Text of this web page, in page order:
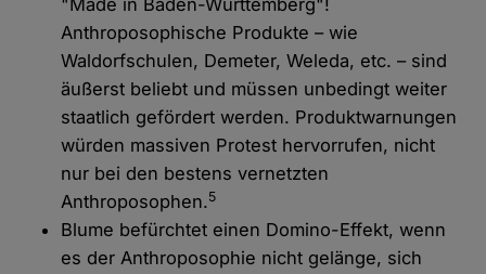
"Made in Baden-Württemberg"!
Anthroposophische Produkte – wie
Waldorfschulen, Demeter, Weleda, etc. – sind
äußerst beliebt und müssen unbedingt weiter
staatlich gefördert werden. Produktwarnungen
würden massiven Protest hervorrufen, nicht
nur bei den bestens vernetzten
Anthroposophen.5
Blume befürchtet einen Domino-Effekt, wenn
es der Anthroposophie nicht gelänge, sich